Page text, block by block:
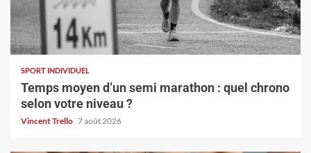
SPORT INDIVIDUEL
Temps moyen d’un semi marathon : quel chrono
selon votre niveau ?
Vincent Trello 7 août 2026